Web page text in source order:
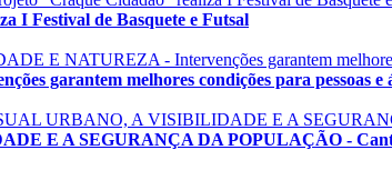
I Festival de Basquete e Futsal
garantem melhores condições para pessoas e
E A SEGURANÇA DA POPULAÇÃO -